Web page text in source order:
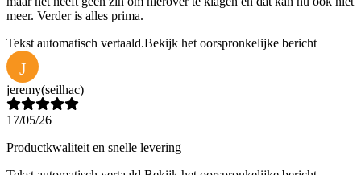
meer. Verder is alles prima.
Tekst automatisch vertaald.Bekijk het oorspronkelijke bericht
J
jeremy(seilhac)
17/05/26
Productkwaliteit en snelle levering